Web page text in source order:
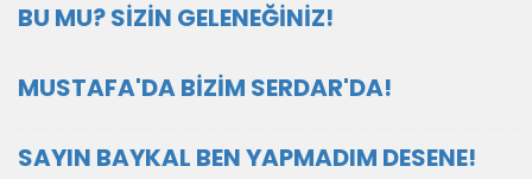
BU MU? SİZİN GELENEĞİNİZ!
MUSTAFA'DA BİZİM SERDAR'DA!
SAYIN BAYKAL BEN YAPMADIM DESENE!